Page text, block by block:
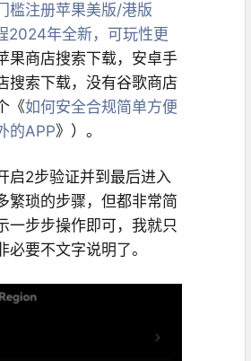
槛注册苹果美版/港版
2024年全新，可玩性更
果商店搜索下载，安卓手
搜索下载，没有谷歌商店
《如何安全合规简单方便
的APP》）。
启2步验证并到最后进入
繁琐的步骤，但都非常简
一步步操作即可，我就只
必要不文字说明了。